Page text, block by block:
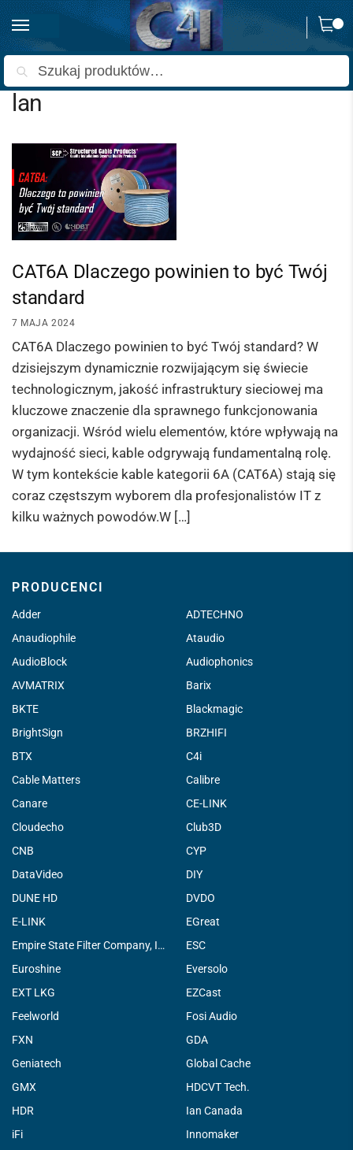
0
Strona główna Wpisy oznaczone “lan”
lan
CAT6A Dlaczego powinien to być Twój
standard
7 MAJA 2024
CAT6A Dlaczego powinien to być Twój standard? W
dzisiejszym dynamicznie rozwijającym się świecie
technologicznym, jakość infrastruktury sieciowej ma
kluczowe znaczenie dla sprawnego funkcjonowania
organizacji. Wśród wielu elementów, które wpływają na
wydajność sieci, kable odgrywają fundamentalną rolę.
W tym kontekście kable kategorii 6A (CAT6A) stają się
coraz częstszym wyborem dla profesjonalistów IT z
kilku ważnych powodów.W […]
PRODUCENCI
Adder
ADTECHNO
Anaudiophile
Ataudio
AudioBlock
Audiophonics
AVMATRIX
Barix
BKTE
Blackmagic
BrightSign
BRZHIFI
BTX
C4i
Cable Matters
Calibre
Canare
CE-LINK
Cloudecho
Club3D
CNB
CYP
DataVideo
DIY
DUNE HD
DVDO
E-LINK
EGreat
Empire State Filter Company, INC.
ESC
Euroshine
Eversolo
EXT LKG
EZCast
Feelworld
Fosi Audio
FXN
GDA
Geniatech
Global Cache
GMX
HDCVT Tech.
HDR
Ian Canada
iFi
Innomaker